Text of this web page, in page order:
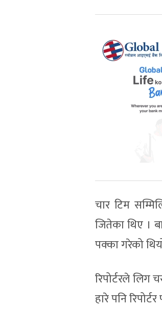
चार टिम
जितेका थिए ।
पक्का गरेको
रिपोर्टरले
हारे पनि